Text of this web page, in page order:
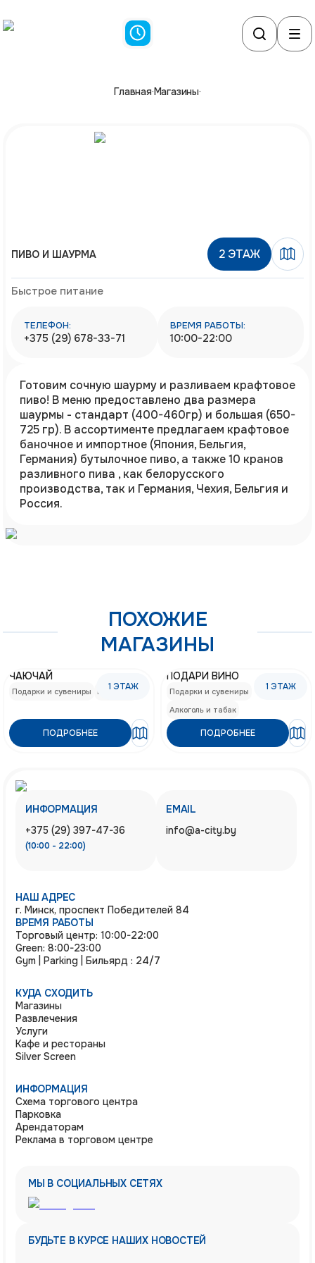
Главная·Магазины·
ПИВО И ШАУРМА 2 ЭТАЖ
Быстрое питание
ТЕЛЕФОН:
+375 (29) 678-33-71
ВРЕМЯ РАБОТЫ:
10:00-22:00
Готовим сочную шаурму и разливаем крафтовое
пиво! В меню предоставлено два размера
шаурмы - стандарт (400-460гр) и большая (650-
725 гр). В ассортименте предлагаем крафтовое
баночное и импортное (Япония, Бельгия,
Германия) бутылочное пиво, а также 10 кранов
разливного пива , как белорусского
производства, так и Германия, Чехия, Бельгия и
Россия.
ПОХОЖИЕ
МАГАЗИНЫ
1 ЭТАЖ
ЧАЮЧАЙ
Подарки и сувениры Кофе, чай
ПОДРОБНЕЕ
1 ЭТАЖ
ПОДАРИ ВИНО
Подарки и сувениры
Алкоголь и табак
ПОДРОБНЕЕ
ИНФОРМАЦИЯ
+375 (29) 397-47-36
(10:00 - 22:00)
EMAIL
info@a-city.by
НАШ АДРЕС
г. Минск, проспект Победителей 84
ВРЕМЯ РАБОТЫ
Торговый центр: 10:00-22:00
Green: 8:00-23:00
Gym | Parking | Бильярд : 24/7
КУДА СХОДИТЬ
Магазины
Развлечения
Услуги
Кафе и рестораны
Silver Screen
ИНФОРМАЦИЯ
Схема торгового центра
Парковка
Арендаторам
Реклама в торговом центре
МЫ В СОЦИАЛЬНЫХ СЕТЯХ
БУДЬТЕ В КУРСЕ НАШИХ НОВОСТЕЙ